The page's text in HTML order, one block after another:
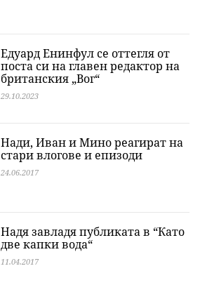
Едуард Енинфул се оттегля от
поста си на главен редактор на
британския „Вог“
29.10.2023
Нади, Иван и Мино реагират на
стари влогове и епизоди
24.06.2017
Надя завладя публиката в “Като
две капки вода“
11.04.2017